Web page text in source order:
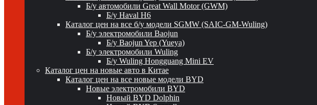
Б/у автомобили Great Wall Motor (GWM)
Б/у Haval H6
Каталог цен на все б/у модели SGMW (SAIC-GM-Wuling)
Б/у электромобили Baojun
Б/у Baojun Yep (Yueya)
Б/у электромобили Wuling
Б/у Wuling Hongguang Mini EV
Каталог цен на новые авто в Китае
Каталог цен на все новые модели BYD
Новые электромобили BYD
Новый BYD Dolphin